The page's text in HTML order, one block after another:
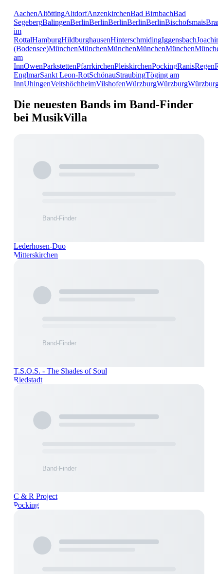
AachenAltöttingAltdorfAnzenkirchenBad BirnbachBad
SegebergBalingenBerlinBerlinBerlinBerlinBerlinBischofsmais
im
RottalHamburgHildburghausenHinterschmidingIggensbach
(Bodensee)MünchenMünchenMünchenMünchenMünchen
am
InnOwenParkstettenPfarrkirchenPleiskirchenPockingRanisRegen
EnglmarSankt Leon-RotSchönauStraubingTöging am
InnUhingenVeitshöchheimVilshofenWürzburgWürzburg
Die neuesten Bands im Band-Finder
bei MusikVilla
Lederhosen-Duo
Mitterskirchen
T.S.O.S. - The Shades of Soul
Riedstadt
C & R Project
Pocking